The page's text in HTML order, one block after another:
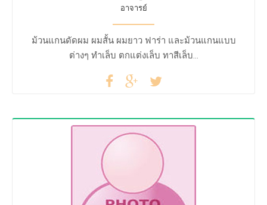
อาจารย์
ม้วนแกนดัดผม ผมสั้น ผมยาว ฟาร่า และม้วนแกนแบบ
ต่างๆ ทำเล็บ ตกแต่งเล็บ ทาสีเล็บ...